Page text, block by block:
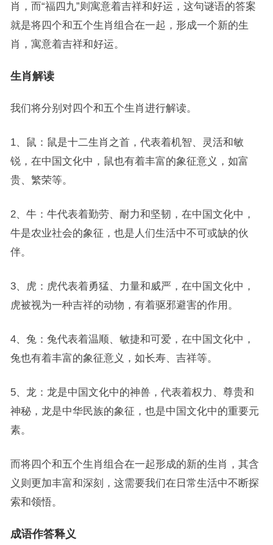
肖，而“福四九”则寓意着吉祥和好运，这句谜语的答案
就是将四个和五个生肖组合在一起，形成一个新的生
肖，寓意着吉祥和好运。
生肖解读
我们将分别对四个和五个生肖进行解读。
1、鼠：鼠是十二生肖之首，代表着机智、灵活和敏
锐，在中国文化中，鼠也有着丰富的象征意义，如富
贵、繁荣等。
2、牛：牛代表着勤劳、耐力和坚韧，在中国文化中，
牛是农业社会的象征，也是人们生活中不可或缺的伙
伴。
3、虎：虎代表着勇猛、力量和威严，在中国文化中，
虎被视为一种吉祥的动物，有着驱邪避害的作用。
4、兔：兔代表着温顺、敏捷和可爱，在中国文化中，
兔也有着丰富的象征意义，如长寿、吉祥等。
5、龙：龙是中国文化中的神兽，代表着权力、尊贵和
神秘，龙是中华民族的象征，也是中国文化中的重要元
素。
而将四个和五个生肖组合在一起形成的新的生肖，其含
义则更加丰富和深刻，这需要我们在日常生活中不断探
索和领悟。
成语作答释义